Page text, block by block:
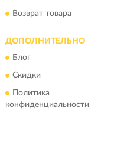
Возврат товара
ДОПОЛНИТЕЛЬНО
Блог
Скидки
Политика
конфиденциальности